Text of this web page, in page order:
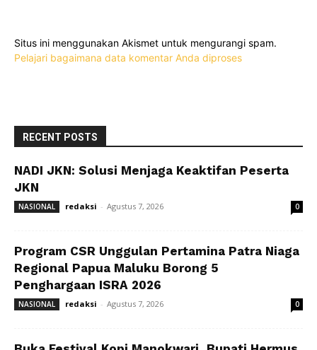
Situs ini menggunakan Akismet untuk mengurangi spam.
Pelajari bagaimana data komentar Anda diproses
RECENT POSTS
NADI JKN: Solusi Menjaga Keaktifan Peserta
JKN
NASIONAL redaksi - Agustus 7, 2026 0
Program CSR Unggulan Pertamina Patra Niaga
Regional Papua Maluku Borong 5
Penghargaan ISRA 2026
NASIONAL redaksi - Agustus 7, 2026 0